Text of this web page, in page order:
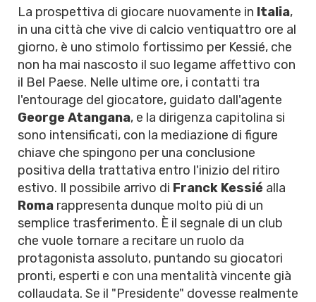
La prospettiva di giocare nuovamente in Italia,
in una città che vive di calcio ventiquattro ore al
giorno, è uno stimolo fortissimo per Kessié, che
non ha mai nascosto il suo legame affettivo con
il Bel Paese. Nelle ultime ore, i contatti tra
l'entourage del giocatore, guidato dall'agente
George Atangana, e la dirigenza capitolina si
sono intensificati, con la mediazione di figure
chiave che spingono per una conclusione
positiva della trattativa entro l'inizio del ritiro
estivo. Il possibile arrivo di Franck Kessié alla
Roma rappresenta dunque molto più di un
semplice trasferimento. È il segnale di un club
che vuole tornare a recitare un ruolo da
protagonista assoluto, puntando su giocatori
pronti, esperti e con una mentalità vincente già
collaudata. Se il "Presidente" dovesse realmente